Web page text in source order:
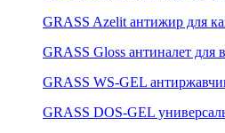
GRASS Azelit антижир для
GRASS Gloss антиналет
GRASS WS-GEL
GRASS DOS-GEL